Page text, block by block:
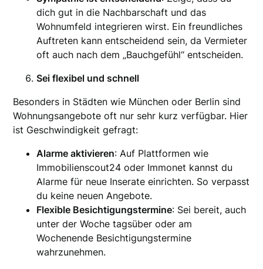
dich gut in die Nachbarschaft und das
Wohnumfeld integrieren wirst. Ein freundliches
Auftreten kann entscheidend sein, da Vermieter
oft auch nach dem „Bauchgefühl“ entscheiden.
Sei flexibel und schnell
Besonders in Städten wie München oder Berlin sind
Wohnungsangebote oft nur sehr kurz verfügbar. Hier
ist Geschwindigkeit gefragt:
Alarme aktivieren: Auf Plattformen wie
Immobilienscout24 oder Immonet kannst du
Alarme für neue Inserate einrichten. So verpasst
du keine neuen Angebote.
Flexible Besichtigungstermine: Sei bereit, auch
unter der Woche tagsüber oder am
Wochenende Besichtigungstermine
wahrzunehmen.